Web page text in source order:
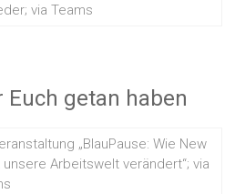
via Teams
Euch getan haben
„BlauPause: Wie New
unsere Arbeitswelt verändert“; via